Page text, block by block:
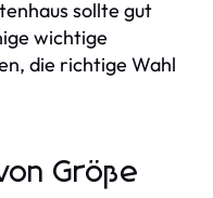
sollte gut
wichtige
die richtige Wahl
Größe